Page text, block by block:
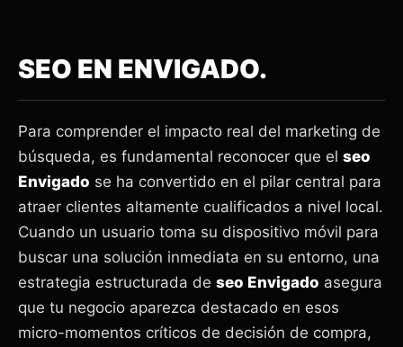
SEO EN ENVIGADO.
Para comprender el impacto real del marketing de
búsqueda, es fundamental reconocer que el seo
Envigado se ha convertido en el pilar central para
atraer clientes altamente cualificados a nivel local.
Cuando un usuario toma su dispositivo móvil para
buscar una solución inmediata en su entorno, una
estrategia estructurada de seo Envigado asegura
que tu negocio aparezca destacado en esos
micro-momentos críticos de decisión de compra,